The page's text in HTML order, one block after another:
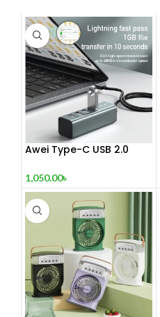
Awei Type-C USB 2.0
1,050.00৳